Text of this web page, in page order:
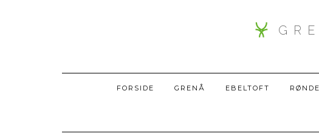
FORSIDE GRENÅ EBELTOFT RØNDE